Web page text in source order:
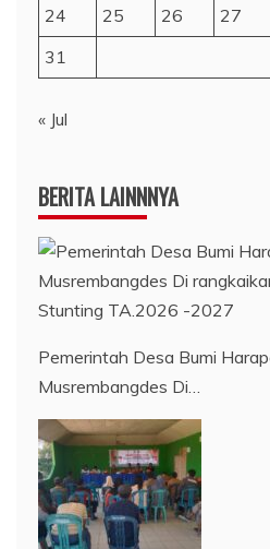
24
25 26 27
31
« Jul
BERITA LAINNNYA
Pemerintah Desa Bumi
Musrembangdes Di…